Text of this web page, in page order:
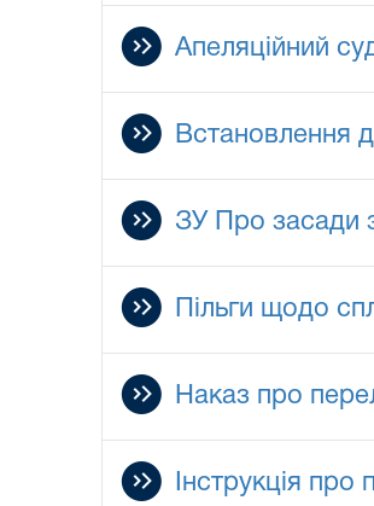
Апеляційний
Встановлення
ЗУ Про засади
Пільги щодо
Наказ про
Інструкція